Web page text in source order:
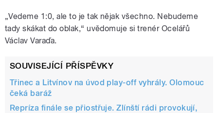
„Vedeme 1:0, ale to je tak nějak všechno. Nebudeme
tady skákat do oblak,“ uvědomuje si trenér Ocelářů
Václav Varaďa.
SOUVISEJÍCÍ PŘÍSPĚVKY
Třinec a Litvínov na úvod play-off vyhrály. Olomouc
čeká baráž
Repríza finále se přiostřuje. Zlínští rádi provokují,